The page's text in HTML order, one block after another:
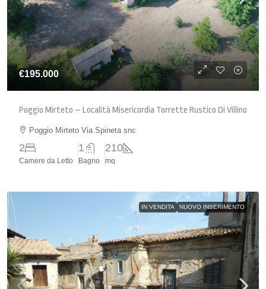
€195.000
Poggio Mirteto – Località Misericordia Torrette Rustico Di Villino
Poggio Mirteto Via Spineta snc
2
Camere da Letto
1
Bagno
210
mq
IN VENDITA NUOVO INSERIMENTO